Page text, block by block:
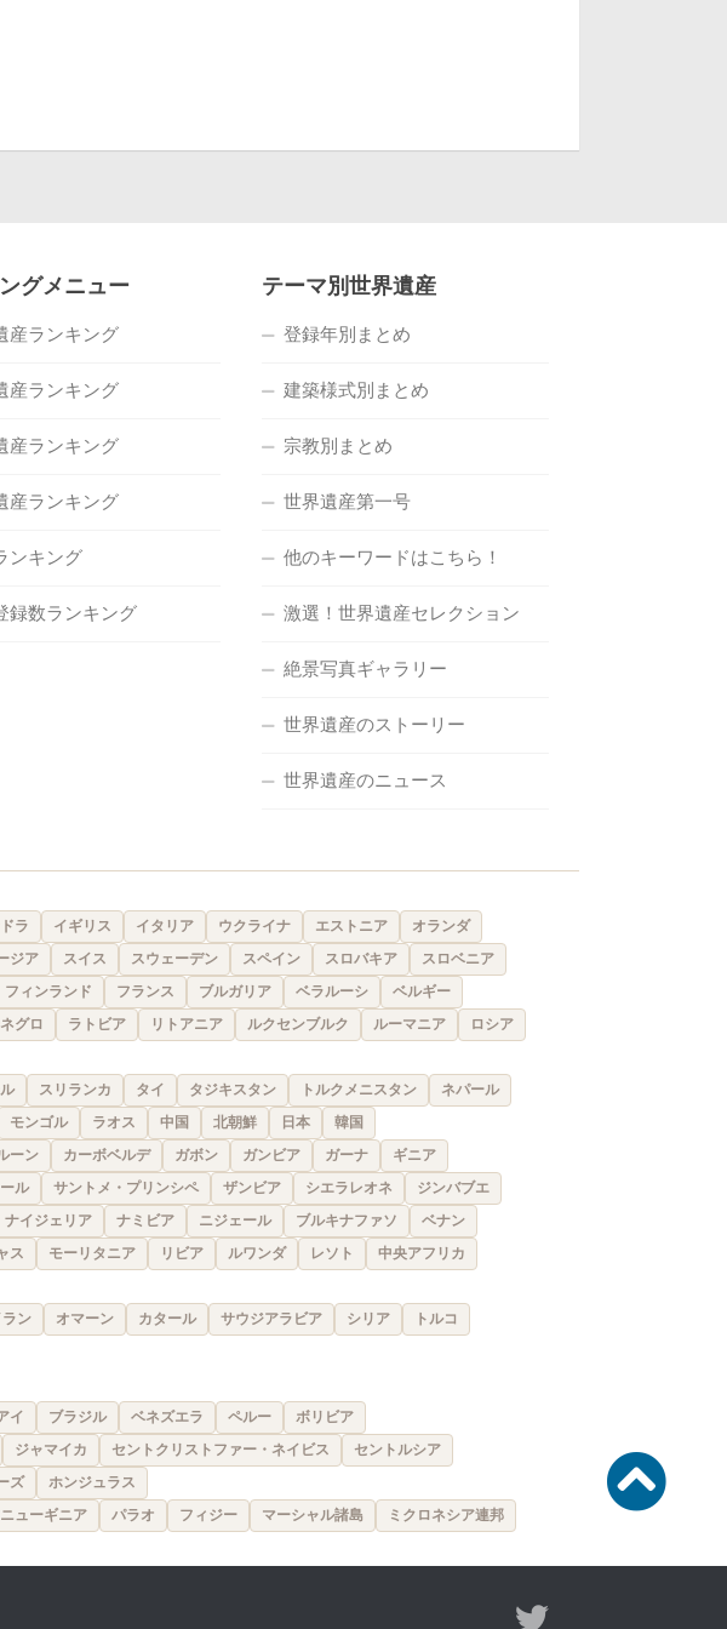
グメニュー
産ランキング
産ランキング
産ランキング
産ランキング
ンキング
録数ランキング
テーマ別世界遺産
登録年別まとめ
建築様式別まとめ
宗教別まとめ
世界遺産第一号
他のキーワードはこちら！
激選！世界遺産セレクション
絶景写真ギャラリー
世界遺産のストーリー
世界遺産のニュース
ラ イギリス イタリア ウクライナ エストニア
オランダ
ジア スイス スウェーデン スペイン スロバキア
スロベニア
フィンランド フランス ブルガリア ベラルーシ
ベルギー
グロ ラトビア リトアニア ルクセンブルク ルーマニア
ロシア
スリランカ タイ タジキスタン トルクメニスタン
ネパール
モンゴル ラオス 中国 北朝鮮 日本 韓国
ーン カーボベルデ ガボン ガンビア ガーナ
ギニア
ル サントメ・プリンシペ ザンビア シエラレオネ
ジンバブエ
ナイジェリア ナミビア ニジェール ブルキナファソ
ベナン
ス モーリタニア リビア ルワンダ レソト
中央アフリカ
ラン オマーン カタール サウジアラビア シリア
トルコ
イ ブラジル ベネズエラ ペルー ボリビア
ジャマイカ セントクリストファー・ネイビス
セントルシア
ズ ホンジュラス
ューギニア パラオ フィジー マーシャル諸島 ミクロネシア連邦